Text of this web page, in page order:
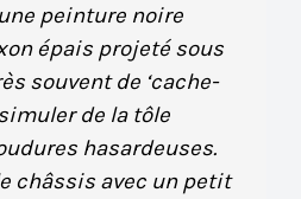
peinture noire
épais projeté sous
souvent de ‘cache-
de la tôle
hasardeuses.
châssis avec un petit